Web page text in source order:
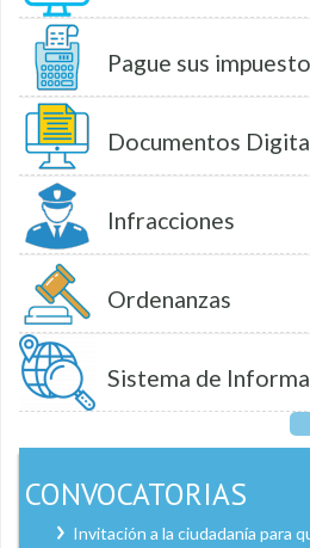
Pague sus
Documentos
Infracciones
Ordenanzas
Sistema de
CONVOCATORIAS
Invitación a la ciudadanía para